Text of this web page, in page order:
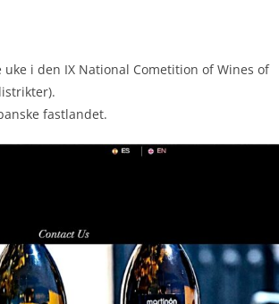
i den IX National Cometition of Wines of
fastlandet.